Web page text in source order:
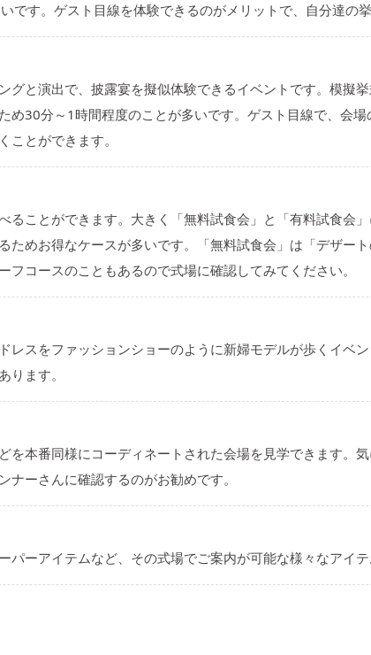
です。ゲスト目線を体験できるのがメリットで、自分達の
グと演出で、披露宴を擬似体験できるイベントです。模擬
め30分～1時間程度のことが多いです。ゲスト目線で、会
ことができます。
ることができます。大きく「無料試食会」と「有料試食会
ためお得なケースが多いです。「無料試食会」は「デザー
フコースのこともあるので式場に確認してみてください。
レスをファッションショーのように新婦モデルが歩くイベ
ります。
を本番同様にコーディネートされた会場を見学できます。
ナーさんに確認するのがお勧めです。
パーアイテムなど、その式場でご案内が可能な様々なアイテ